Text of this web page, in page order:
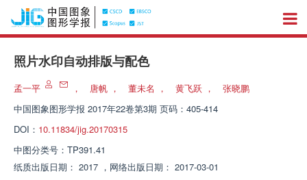
照片水印自动排版与配色
孟一平 ， 唐帆 ， 董未名 ， 黄飞跃 ，
张晓鹏
中国图象图形学报 2017年22卷第3期 页码：405-414
DOI： 10.11834/jig.20170315
中图分类号： TP391.41
纸质出版日期： 2017 ， 网络出版日期： 2017-03-01